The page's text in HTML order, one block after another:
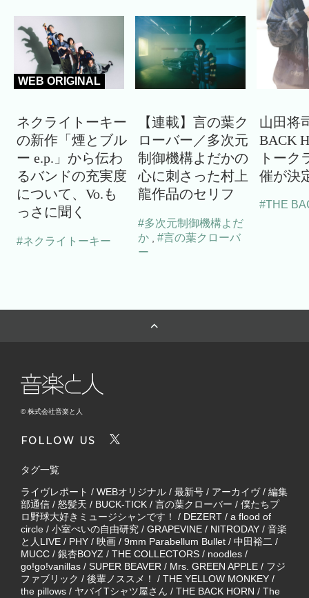
WEB ORIGINAL
ネクライトーキー
の新作「煙とブル
ー e.p.」から伝わ
るバンドの充実度
について、Vo.も
っさに聞く
#ネクライトーキー
【連載】言の葉ク
ローバー／多次元
制御機構よだかの
心に刺さった村上
龍作品のセリフ
#多次元制御機構よだ
か , #言の葉クローバ
ー
山田将
BACK
トーク
催が決
#THE
© 株式会社音楽と人
FOLLOW US
タグ一覧
ライヴレポート / WEBオリジナル / 最新号 / アーカイヴ/ 編集
部通信 / 怒髪天 / BUCK-TICK / 言の葉クローバー / 僕たちプ
ロ野球大好きミュージシャンです！
/ DEZERT / a flood of
circle / 小室ぺいの自由研究 / GRAPEVINE / NITRODAY / 音楽
と人LIVE / PHY / 映画 / 9mm Parabellum Bullet / 中田裕二 /
MUCC / 銀杏BOYZ / THE COLLECTORS / noodles /
go!go!vanillas / SUPER BEAVER / Mrs. GREEN APPLE / フジ
ファブリック / 後輩ノススメ！ / THE YELLOW MONKEY /
the pillows / ヤバイTシャツ屋さん / THE BACK HORN / The